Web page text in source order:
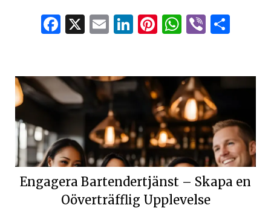
Facebook
X EmailLinkedIn
Pinterest
WhatsApp
Viber
Engagera Bartendertjänst – Skapa en
Oöverträfflig Upplevelse